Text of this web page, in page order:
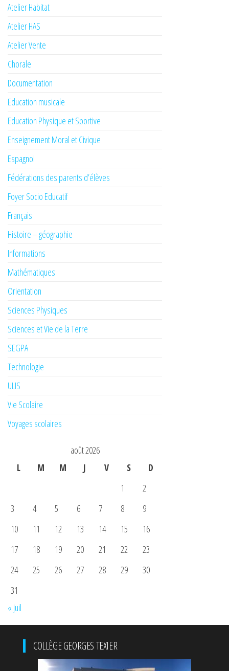
Atelier Habitat
Atelier HAS
Atelier Vente
Chorale
Documentation
Education musicale
Education Physique et Sportive
Enseignement Moral et Civique
Espagnol
Fédérations des parents d’élèves
Foyer Socio Educatif
Français
Histoire – géographie
Informations
Mathématiques
Orientation
Sciences Physiques
Sciences et Vie de la Terre
SEGPA
Technologie
ULIS
Vie Scolaire
Voyages scolaires
août 2026
L
M M J V S
D
1
2
3
4 5 6 7 8
9
10
11 12 13 14 15
16
17
18 19 20 21 22
23
24
25 26 27 28 29
30
31
« Juil
COLLÈGE GEORGES TEXIER